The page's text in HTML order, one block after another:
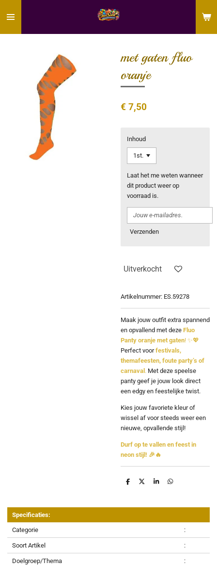
direct
met gaten fluo
oranje
€ 7,50
Inhoud
Laat het me weten wanneer
dit product weer op
voorraad is.
Verzenden
Uitverkocht
Artikelnummer: ES.59278
Maak jouw outfit extra spannend
en opvallend met deze Fluo
Panty oranje met gaten! ✨💖
Perfect voorfestivals,
themafeesten, foute party’s of
carnaval. Met deze speelse
panty geef je jouw look direct
een edgy en feestelijke twist.
Kies jouw favoriete kleur of
wissel af voor steeds weer een
nieuwe, opvallende stijl!
Durf op te vallen en feest in
neon stijl! 🎉🔥
D
n
D
S
e
D
n
Specificaties:
Categorie :
Soort Artikel :
Doelgroep/Thema :